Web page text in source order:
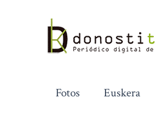
contenido
Fotos Euskera